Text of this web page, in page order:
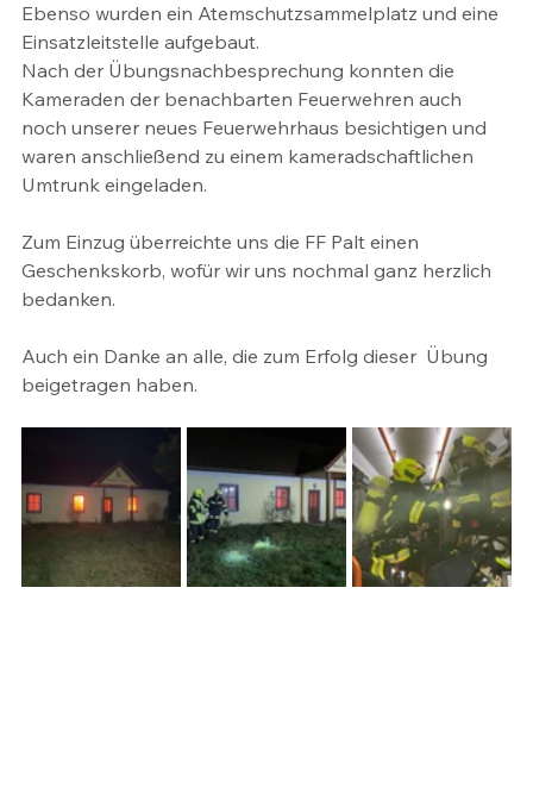
Ebenso wurden ein Atemschutzsammelplatz und eine
Einsatzleitstelle aufgebaut.
Nach der Übungsnachbesprechung konnten die
Kameraden der benachbarten Feuerwehren auch
noch unserer neues Feuerwehrhaus besichtigen und
waren anschließend zu einem kameradschaftlichen
Umtrunk eingeladen.
Zum Einzug überreichte uns die FF Palt einen
Geschenkskorb, wofür wir uns nochmal ganz herzlich
bedanken.
Auch ein Danke an alle, die zum Erfolg dieser  Übung
beigetragen haben.